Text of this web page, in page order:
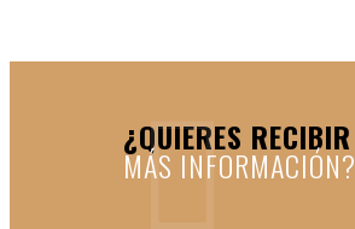
¿QUIERES RECIBIR
MÁS INFORMACIÓN?